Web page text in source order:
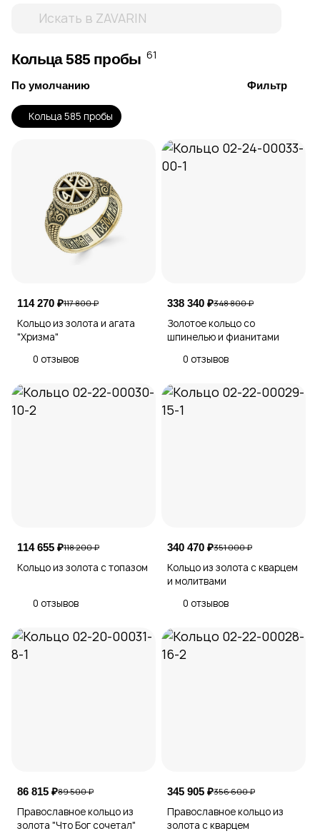
Кольца 585 пробы 61
По умолчанию Фильтр
Кольца 585 пробы
114 270 ₽117 800 ₽
Кольцо из золота и агата
"Хризма"
0 отзывов
338 340 ₽348 800 ₽
Золотое кольцо со
шпинелью и фианитами
0 отзывов
114 655 ₽118 200 ₽
Кольцо из золота с топазом
0 отзывов
340 470 ₽351 000 ₽
Кольцо из золота с кварцем
и молитвами
0 отзывов
86 815 ₽89 500 ₽
Православное кольцо из
золота "Что Бог сочетал"
345 905 ₽356 600 ₽
Православное кольцо из
золота с кварцем